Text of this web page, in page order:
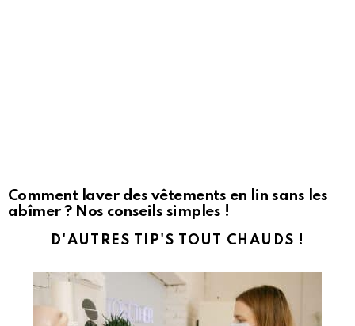
Comment laver des vêtements en lin sans les
abîmer ? Nos conseils simples !
D'AUTRES TIP'S TOUT CHAUDS !